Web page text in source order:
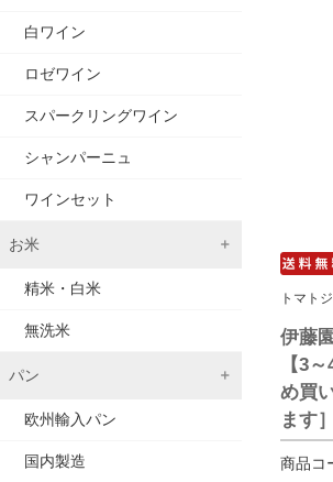
白ワイン
ロゼワイン
スパークリングワイン
シャンパーニュ
ワインセット
お米
精米・白米
無洗米
パン
欧州輸入パン
国内製造
トマト
伊藤
【3
め買
ます］
商品コ